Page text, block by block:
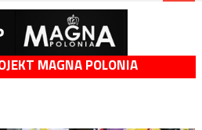
MAGNA POLONIA